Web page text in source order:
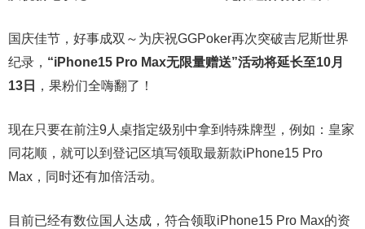
国庆佳节，好事成双～为庆祝GGPoker再次突破吉尼斯世界
纪录， “iPhone15 Pro Max无限量赠送”活动将延长至10月
13日
，果粉们全嗨翻了！
现在只要在前注9人桌指定级别中拿到特殊牌型，例如：皇家
同花顺，就可以到登记区填写领取最新款iPhone15 Pro
Max，同时还有加倍活动。
目前已经有数位国人达成，符合领取iPhone15 Pro Max的资